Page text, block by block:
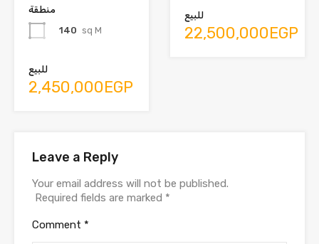
منطقة
140 sq M
للبيع
2,450,000EGP
للبيع
22,500,000EGP
Leave a Reply
Your email address will not be published.
Required fields are marked *
Comment *